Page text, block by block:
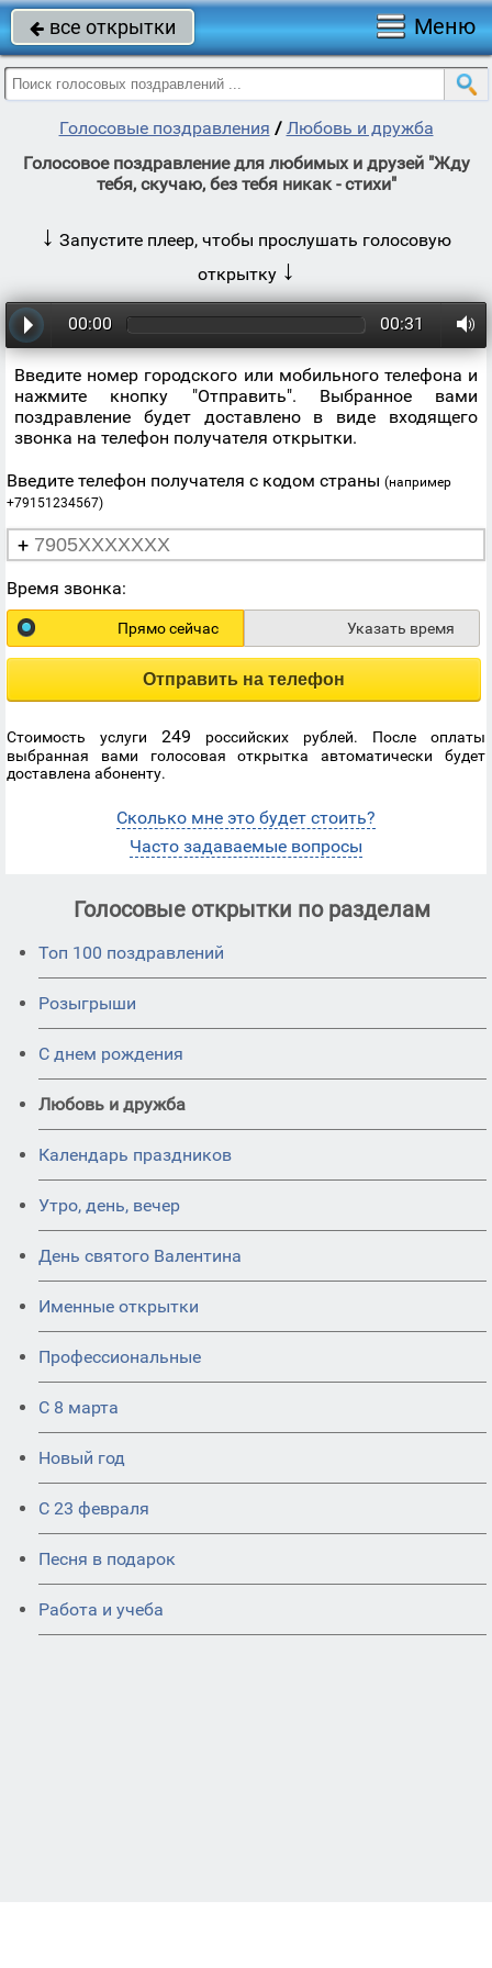
 все открытки Меню
Голосовые поздравления / Любовь и дружба
Голосовое поздравление для любимых и друзей "Жду
тебя, скучаю, без тебя никак - стихи"
↓ Запустите плеер, чтобы прослушать голосовую
открытку ↓
00:00 00:31
Введите номер городского или мобильного телефона и
нажмите кнопку "Отправить". Выбранное вами
поздравление будет доставлено в виде входящего
звонка на телефон получателя открытки.
Введите телефон получателя с кодом страны (например
+79151234567)
+
Время звонка:
Прямо сейчас Указать время
Отправить на телефон
Стоимость услуги 249 российских рублей. После оплаты
выбранная вами голосовая открытка автоматически будет
доставлена абоненту.
Сколько мне это будет стоить?
Часто задаваемые вопросы
Голосовые открытки по разделам
Топ 100 поздравлений
Розыгрыши
С днем рождения
Любовь и дружба
Календарь праздников
Утро, день, вечер
День святого Валентина
Именные открытки
Профессиональные
С 8 марта
Новый год
С 23 февраля
Песня в подарок
Работа и учеба